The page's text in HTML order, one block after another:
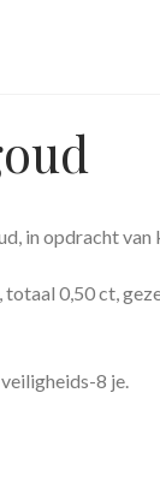
in opdracht van
0,50 ct,
8 je.